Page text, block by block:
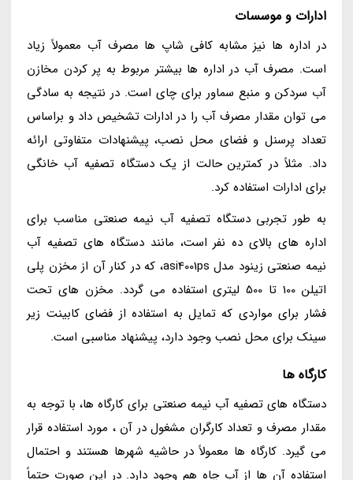
ادارات و موسسات
در اداره ها نیز مشابه کافی شاپ ها مصرف آب معمولاً زیاد
است. مصرف آب در اداره ها بیشتر مربوط به پر کردن مخازن
آب سردکن و منبع سماور برای چای است. در نتیجه به سادگی
می توان مقدار مصرف آب را در ادارات تشخیص داد و براساس
تعداد پرسنل و فضای محل نصب، پیشنهادات متفاوتی ارائه
داد. مثلاً در کمترین حالت از یک دستگاه تصفیه آب خانگی
برای ادارات استفاده کرد.
به طور تجربی دستگاه تصفیه آب نیمه صنعتی مناسب برای
اداره های بالای ده نفر است، مانند دستگاه های تصفیه آب
نیمه صنعتی زینود مدل asi4001ps، که در کنار آن از مخزن پلی
اتیلن 100 تا 500 لیتری استفاده می گردد. مخزن های تحت
فشار برای مواردی که تمایل به استفاده از فضای کابینت زیر
سینک برای محل نصب وجود دارد، پیشنهاد مناسبی است.
کارگاه ها
دستگاه های تصفیه آب نیمه صنعتی برای کارگاه ها، با توجه به
مقدار مصرف و تعداد کارگران مشغول در آن ، مورد استفاده قرار
می گیرد. کارگاه ها معمولاً در حاشیه شهرها هستند و احتمال
استفاده آن ها از آب چاه هم وجود دارد. در این صورت حتماً